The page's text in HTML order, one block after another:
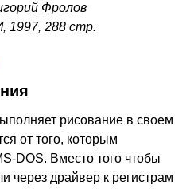
Фролов
1997, 288 стр.
рисование в своем
от того, которым
DOS. Вместо того чтобы
через драйвер к регистрам